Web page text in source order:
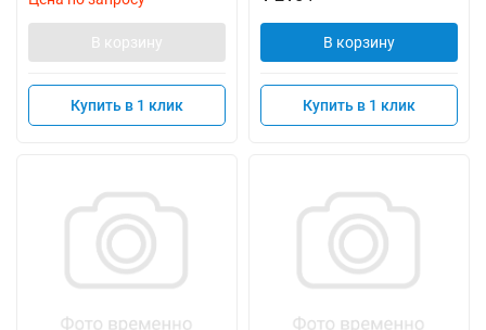
В корзину
Купить в 1 клик
В корзину
Купить в 1 клик